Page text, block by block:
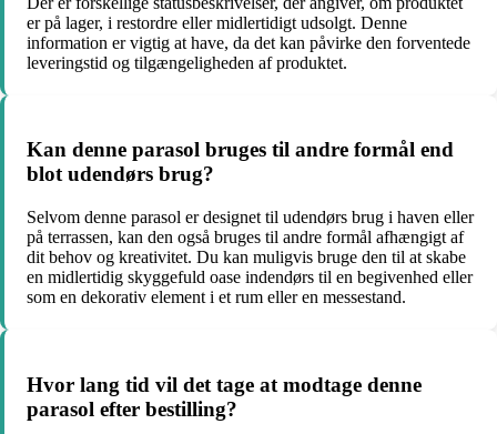
er på lager, i restordre eller midlertidigt udsolgt. Denne
information er vigtig at have, da det kan påvirke den forventede
leveringstid og tilgængeligheden af produktet.
Kan denne parasol bruges til andre formål end
blot udendørs brug?
Selvom denne parasol er designet til udendørs brug i haven eller
på terrassen, kan den også bruges til andre formål afhængigt af
dit behov og kreativitet. Du kan muligvis bruge den til at skabe
en midlertidig skyggefuld oase indendørs til en begivenhed eller
som en dekorativ element i et rum eller en messestand.
Hvor lang tid vil det tage at modtage denne
parasol efter bestilling?